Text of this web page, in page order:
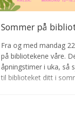
Sommer på
Fra og med mandag
på bibliotekene våre.
åpningstimer i uka, så
til biblioteket ditt i